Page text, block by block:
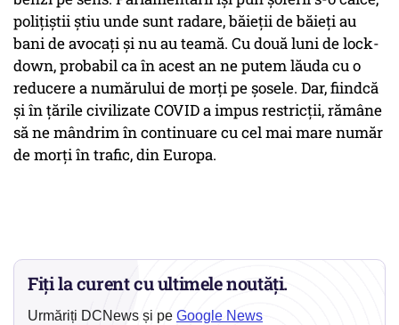
polițiștii știu unde sunt radare, băieții de băieți au
bani de avocați și nu au teamă. Cu două luni de lock-
down, probabil ca în acest an ne putem lăuda cu o
reducere a numărului de morți pe șosele. Dar, fiindcă
și în țările civilizate COVID a impus restricții, rămâne
să ne mândrim în continuare cu cel mai mare număr
de morți în trafic, din Europa.
Fiți la curent cu ultimele noutăți.
Urmăriți DCNews și pe Google News